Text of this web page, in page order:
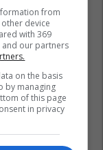
from
device
with 369
and our partners
on the basis
by managing
of this page
in privacy